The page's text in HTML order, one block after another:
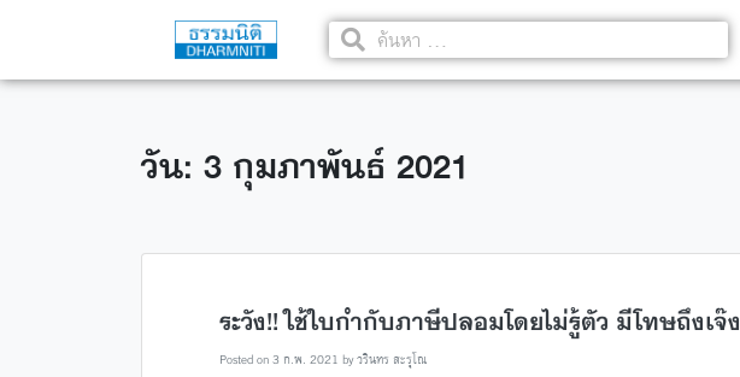
วัน: 3 กุมภาพันธ์ 2021
ระวัง!! ใช้ใบกำกับภาษีปลอมโดยไม่รู้ตัว มีโทษถึงเจ๊ง
Posted on3 ก.พ. 2021 byวรินทร สะรุโณ